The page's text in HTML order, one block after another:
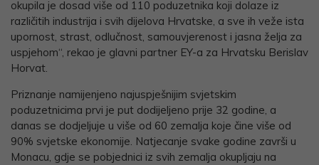
okupila je dosad više od 110 poduzetnika koji dolaze iz
različitih industrija i svih dijelova Hrvatske, a sve ih veže ista
upornost, strast, odlučnost, samouvjerenost i jasna želja za
uspjehom“, rekao je glavni partner EY-a za Hrvatsku Berislav
Horvat.
Priznanje namijenjeno najuspješnijim svjetskim
poduzetnicima prvi je put dodijeljeno prije 32 godine, a
danas se dodjeljuje u više od 60 zemalja koje čine više od
90% svjetske ekonomije. Natjecanje svake godine završi u
Monacu, gdje se pobjednici iz svih zemalja okupljaju na